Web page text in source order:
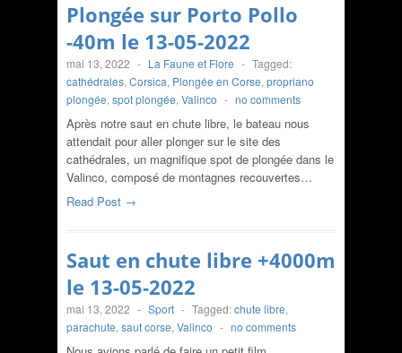
Plongée sur Porto Pollo
-40m le 13-05-2022
mai 13, 2022 - La Faune et Flore - Tagged:
cathédrales, Corsica, Plongée en Corse, propriano
plongée, spot plongée, Valinco - no comments
Après notre saut en chute libre, le bateau nous
attendait pour aller plonger sur le site des
cathédrales, un magnifique spot de plongée dans le
Valinco, composé de montagnes recouvertes…
Read Post →
Saut en chute libre +4000m
le 13-05-2022
mai 13, 2022 - Sport - Tagged:chute libre,
parachute, saut corse, Valinco - no comments